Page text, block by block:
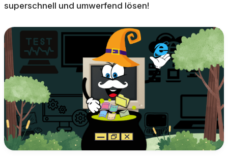
superschnell und umwerfend lösen!